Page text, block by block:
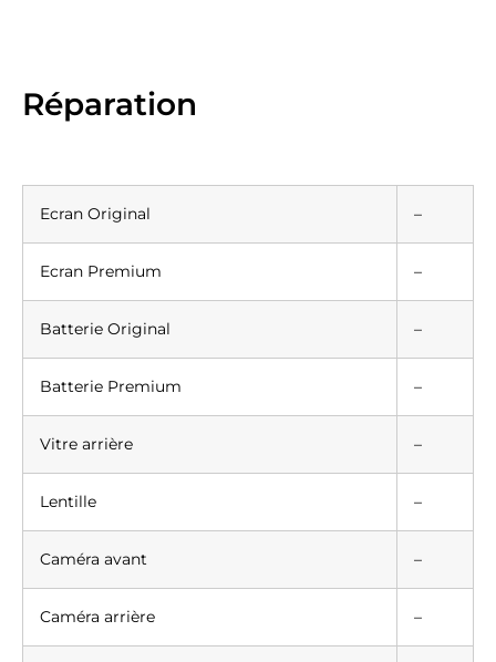
Réparation
Ecran Original –
Ecran Premium –
Batterie Original –
Batterie Premium –
Vitre arrière –
Lentille –
Caméra avant –
Caméra arrière –